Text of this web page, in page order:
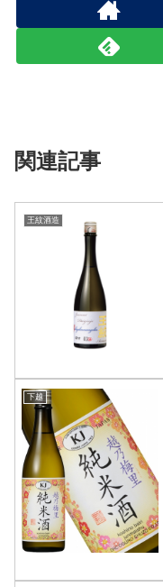
関連記事
王紋酒造
下越